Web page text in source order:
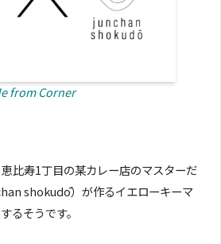
from Corner
比寿1丁目の某カレー店のマスターだ
shokudō）が作るイエローキーマ
るそうです。